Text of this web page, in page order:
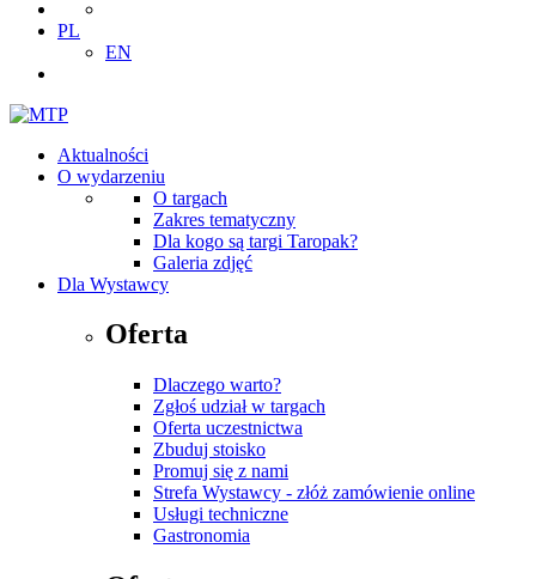
PL
EN
Aktualności
O wydarzeniu
O targach
Zakres tematyczny
Dla kogo są targi Taropak?
Galeria zdjęć
Dla Wystawcy
Oferta
Dlaczego warto?
Zgłoś udział w targach
Oferta uczestnictwa
Zbuduj stoisko
Promuj się z nami
Strefa Wystawcy - złóż zamówienie online
Usługi techniczne
Gastronomia